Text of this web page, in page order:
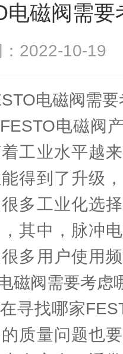
电磁阀需
：2022-10-
电磁阀需要
电磁阀产
工业水平越
得到了升级
多工业化选
其中，脉冲
多用户使用
磁阀需要考虑
找哪家
质量问题也